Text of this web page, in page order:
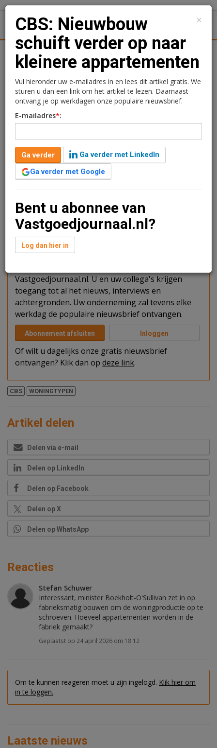
Nieuws Uitgelicht Woningmarkt
CBS: Nieuwbouw schuift
verder op naar kleinere
appartementen
Redactie
23 april 2026 om 09:35
2 minuten leestijd
1 reacties
Nieuwbouw bestaat steeds vaker uit appartementen,
blijkt uit nieuwe cijfers van het CBS.
Verder lezen?
U kunt het artikel niet volledig lezen omdat u nog
Vastgoedjournaal.nl. U en uw collega's krijgen
toegang tot al het nieuws, interviews en
achtergronden. Uw onderneming zal tevens elke
werkdag de populaire nieuwsbrief ontvangen.
Abonnement afsluiten Inloggen
Of wilt u dagelijks onze gratis nieuwsbrief
ontvangen? Klik dan op deze link.
CBS WONINGTYPEN
Artikel delen
Delen via e-mail
Delen op LinkedIn
Delen op Facebook
Delen op X
Delen op WhatsApp
Reacties
Stefan Schuwer
Interessant, minister Boekholt-O'Sullivan zet in op
fabrieksmatig bouwen om de woningproductie op te
schroeven. Hoeveel appartementen worden in de
fabriek gemaakt?
Geplaatst op 24 april 2026 om 18:12
Om te kunnen reageren moet u zijn ingelogd. Klik hier om
in te loggen.
Laatste nieuws
×
CBS: Nieuwbouw
schuift verder op naar
kleinere appartementen
Vul hieronder uw e-mailadres in en lees dit artikel gratis. We
sturen u dan een link om het artikel te lezen. Daarnaast
ontvang je op werkdagen onze populaire nieuwsbrief.
E-mailadres*:
Ga verder
Ga verder met LinkedIn
Ga verder met Google
Bent u abonnee van
Vastgoedjournaal.nl?
Log dan hier in